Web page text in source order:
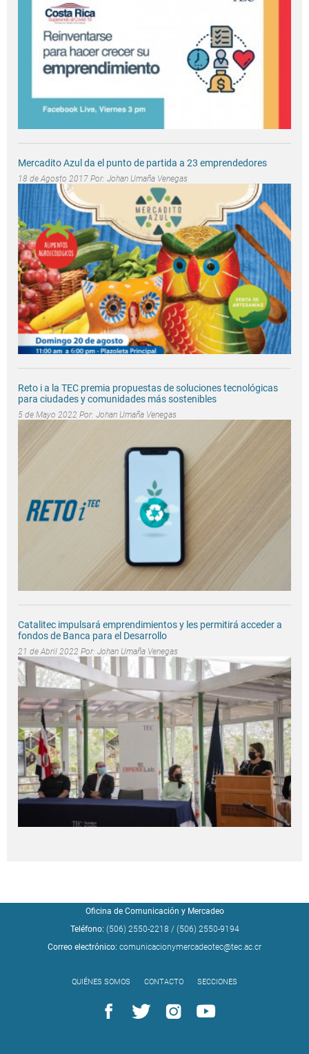
Mercadito Azul da el punto de partida a 23 emprendedores
18 de Agosto 2017 Por: Johan Umaña Venegas
Reto i a la TEC premia propuestas de soluciones tecnológicas
para ciudades y comunidades más sostenibles
5 de Mayo 2022 Por: Johan Umaña Venegas
Catalitec impulsará emprendimientos y les permitirá acceder a
fondos de Banca para el Desarrollo
21 de Abril 2022 Por: Johan Umaña Venegas
Oficina de Comunicación y Mercadeo
Teléfono: (506) 2550-2218 / (506) 2550-9194
Correo electrónico: comunicacionymercadeotec@tec.ac.cr
QUIÉNES SOMOS CONTACTO SECCIONES